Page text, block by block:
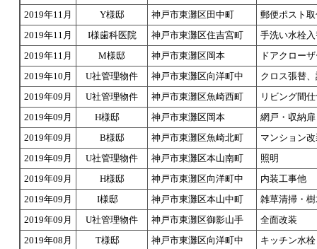
2019年11月
Y様邸 神戸市東灘区田中町
郵便ポスト
2019年11月
I様歯科医院 神戸市東灘区住吉宮町
手洗い水栓
2019年11月
M様邸 神戸市東灘区岡本
ドアクロー
2019年10月
U社管理物件 神戸市東灘区向洋町中
クロス張替
2019年09月
U社管理物件 神戸市東灘区魚崎西町
リビング間
2019年09月
H様邸 神戸市東灘区岡本
網戸・収納扉
2019年09月
B様邸 神戸市東灘区魚崎北町
マンション
2019年09月
U社管理物件 神戸市東灘区本山南町
照明
2019年09月
H様邸 神戸市東灘区向洋町中
内装工事他
2019年09月
I様邸 神戸市東灘区本山中町
雑草清掃・
2019年09月
U社管理物件 神戸市東灘区御影山手
全面改装
2019年08月
T様邸 神戸市東灘区向洋町中
キッチン水